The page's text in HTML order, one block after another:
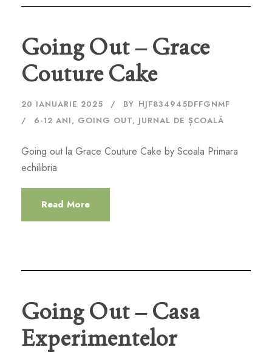
Going Out – Grace
Couture Cake
20 IANUARIE 2025 BY HJF834945DFFGNMF
6-12 ANI, GOING OUT, JURNAL DE ȘCOALĂ
Going out la Grace Couture Cake by Scoala Primara
echilibria
Read More
Going Out – Casa
Experimentelor